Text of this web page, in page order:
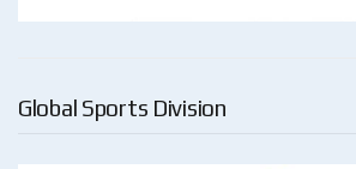
Global Sports Division